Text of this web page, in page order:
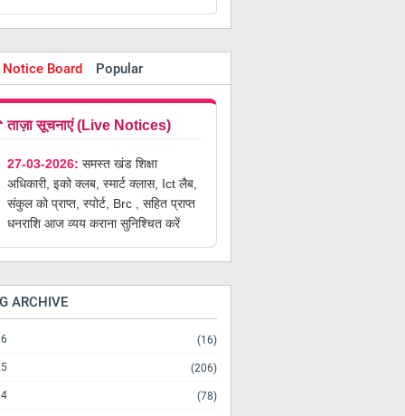
Notice Board
Popular
Comments
ताज़ा सूचनाएं (Live Notices)
27-03-2026: समस्त खंड शिक्षा
अधिकारी, इको क्लब, स्मार्ट क्लास, Ict लैब,
संकुल को प्राप्त, स्पोर्ट, Brc , सहित प्राप्त
धनराशि आज व्यय कराना सुनिश्चित करें
ARCHIVE
(16)
(206)
(78)